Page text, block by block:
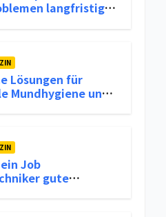
langfristige
Lösungen für
Mundhygiene und
Job
gute